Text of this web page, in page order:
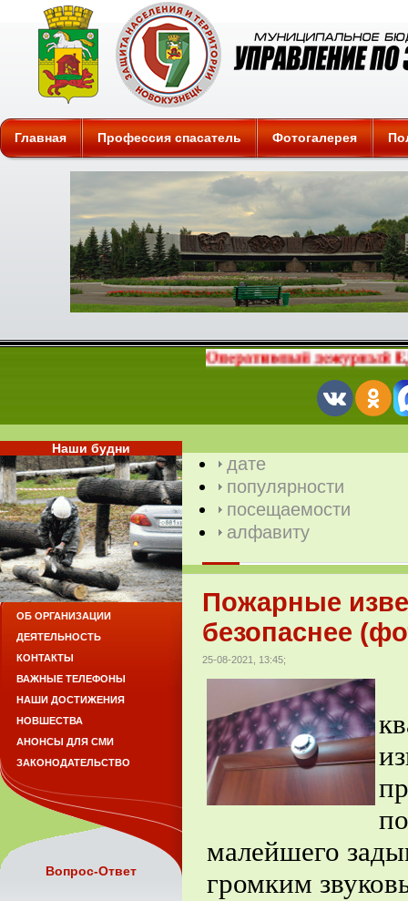
Защита
Главная Профессия спасатель Фотогалерея
дате
популярности
посещаемости
алфавиту
Пожарные
безопаснее
25-08-2021, 13:45;
малейшего
громким
Наши будни
ОБ ОРГАНИЗАЦИИ
ДЕЯТЕЛЬНОСТЬ
КОНТАКТЫ
ВАЖНЫЕ ТЕЛЕФОНЫ
НАШИ ДОСТИЖЕНИЯ
НОВШЕСТВА
АНОНСЫ ДЛЯ СМИ
ЗАКОНОДАТЕЛЬСТВО
Вопрос-Ответ